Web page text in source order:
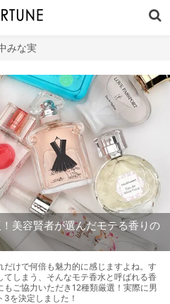
みな実
美容賢者が選んだモテる香りの
だけで何倍も魅力的に感じますよね。す
しまう、そんなモテ香水と呼ばれる香
ご協力いただき12種類厳選！実際に男
を決定しました！